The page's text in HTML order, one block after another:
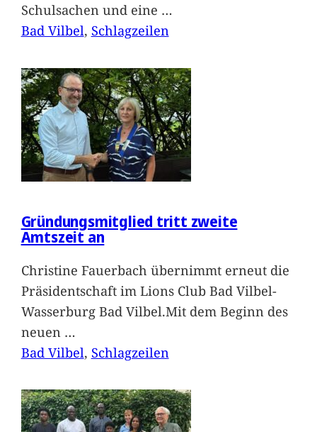
Schulsachen und eine …
Bad Vilbel, Schlagzeilen
Gründungsmitglied tritt zweite
Amtszeit an
Christine Fauerbach übernimmt erneut die
Präsidentschaft im Lions Club Bad Vilbel-
Wasserburg Bad Vilbel.Mit dem Beginn des
neuen …
Bad Vilbel, Schlagzeilen